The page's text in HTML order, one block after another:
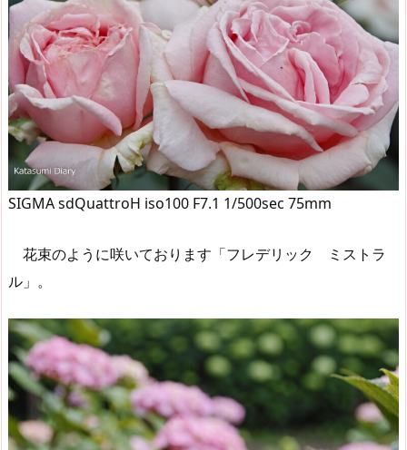
SIGMA sdQuattroH iso100 F7.1 1/500sec 75mm
花束のように咲いております「フレデリック ミストラ
ル」。